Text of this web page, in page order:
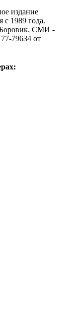
издание
с 1989 года.
CМИ -
79634 от